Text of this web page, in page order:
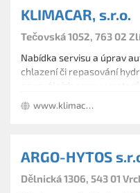
KLIMACAR, s.r.o.
Tečovská 1052, 763 02
Nabídka servisu a úprav
chlazení či repasování
generálních opravy
všech značek a zvýšení
nezávislého topení do aut
www.klimacar.cz
ARGO-HYTOS
Dělnická 1306, 543 01